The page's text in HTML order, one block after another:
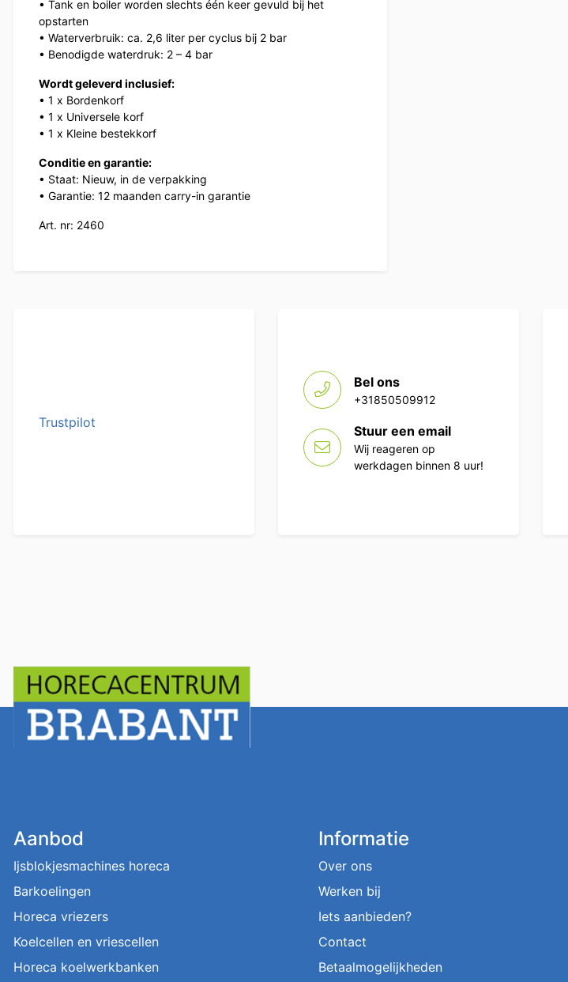
• Tank en boiler worden slechts één keer gevuld bij het
opstarten
• Waterverbruik: ca. 2,6 liter per cyclus bij 2 bar
• Benodigde waterdruk: 2 – 4 bar
Wordt geleverd inclusief:
• 1 x Bordenkorf
• 1 x Universele korf
• 1 x Kleine bestekkorf
Conditie en garantie:
• Staat: Nieuw, in de verpakking
• Garantie: 12 maanden carry-in garantie
Art. nr: 2460
Trustpilot
Bel ons
+31850509912
Stuur een email
Wij reageren op
werkdagen binnen 8 uur!
Aanbod
Ijsblokjesmachines horeca
Barkoelingen
Horeca vriezers
Koelcellen en vriescellen
Horeca koelwerkbanken
Informatie
Over ons
Werken bij
Iets aanbieden?
Contact
Betaalmogelijkheden